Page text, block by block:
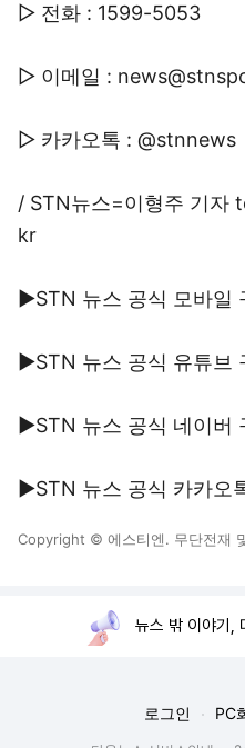
▷ 전화 : 1599-5053
▷ 이메일 :
▷ 카카오톡 : @stnnews
/ STN뉴스=이형주 기자
kr
▶STN 뉴스 공식 모바일
▶STN 뉴스 공식 유튜브
▶STN 뉴스 공식 네이버
▶STN 뉴스 공식 카카오
Copyright © 에스티엔. 무단전재
뉴스 밖 이야기,
로그인 PC